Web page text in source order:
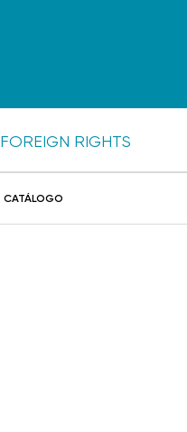
FOREIGN RIGHTS
CATÁLOGO